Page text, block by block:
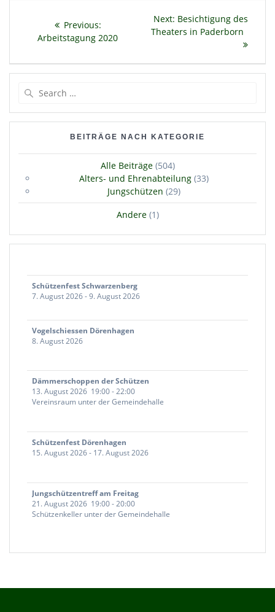
Beitragsnavigation
Previous:Previous
post:
Arbeitstagung 2020
Next: Next
post:
Besichtigung des
Theaters in Paderborn
BEITRÄGE NACH KATEGORIE
Alle Beiträge(504)
Alters- und Ehrenabteilung (33)
Jungschützen (29)
Andere(1)
Schützenfest Schwarzenberg
7. August 2026-9. August 2026
Vogelschiessen Dörenhagen
8. August 2026
Dämmerschoppen der Schützen
13. August 2026 19:00-22:00
Vereinsraum unter der Gemeindehalle
Schützenfest Dörenhagen
15. August 2026- 17. August 2026
Jungschützentreff am Freitag
21. August 2026 19:00- 20:00
Schützenkeller unter der Gemeindehalle